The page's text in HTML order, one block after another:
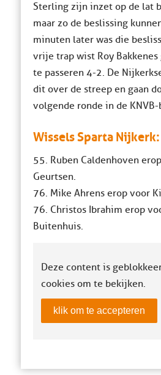
Sterling zijn inzet op de lat
maar zo de beslissing
minuten later was die
vrije trap wist Roy
te passeren 4-2. De
dit over de streep en gaan
volgende ronde in de KNVB-
Wissels Sparta Nijkerk:
55. Ruben Caldenhoven
Geurtsen.
76. Mike Ahrens erop voor
76. Christos Ibrahim erop
Buitenhuis.
Deze content is
cookies om te bekijken.
klik om te accepteren